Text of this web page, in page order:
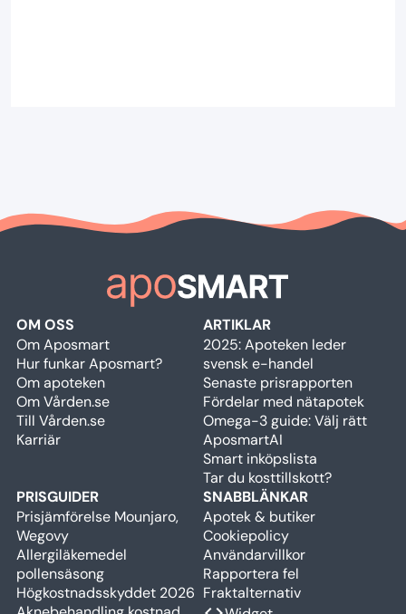
OM OSS
Om Aposmart
Hur funkar Aposmart?
Om apoteken
Om Vården.se
Till Vården.se
Karriär
ARTIKLAR
2025: Apoteken leder
svensk e-handel
Senaste prisrapporten
Fördelar med nätapotek
Omega-3 guide: Välj rätt
AposmartAI
Smart inköpslista
Tar du kosttillskott?
PRISGUIDER
Prisjämförelse Mounjaro,
Wegovy
Allergiläkemedel
pollensäsong
Högkostnadsskyddet 2026
SNABBLÄNKAR
Apotek & butiker
Cookiepolicy
Användarvillkor
Rapportera fel
Fraktalternativ